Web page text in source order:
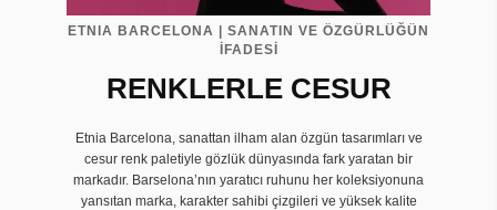
ETNIA BARCELONA | SANATIN VE ÖZGÜRLÜĞÜN
İFADESİ
RENKLERLE CESUR
Etnia Barcelona, sanattan ilham alan özgün tasarımları ve
cesur renk paletiyle gözlük dünyasında fark yaratan bir
markadır. Barselona’nın yaratıcı ruhunu her koleksiyonuna
yansıtan marka, karakter sahibi çizgileri ve yüksek kalite